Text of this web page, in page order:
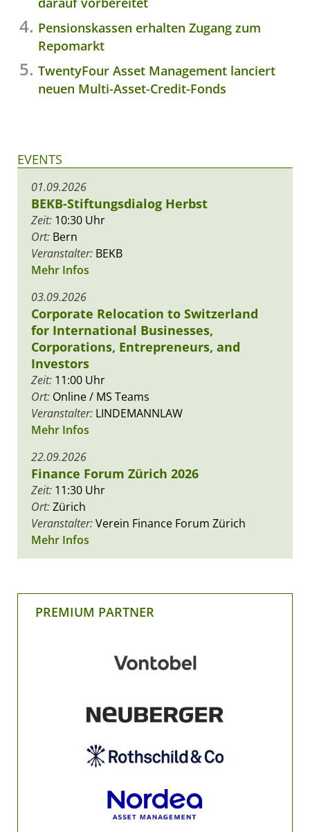
Pensionskassen erhalten Zugang zum
Repomarkt
TwentyFour Asset Management lanciert
neuen Multi-Asset-Credit-Fonds
EVENTS
01.09.2026
BEKB-Stiftungsdialog Herbst
Zeit: 10:30 Uhr
Ort: Bern
Veranstalter: BEKB
Mehr Infos
03.09.2026
Corporate Relocation to Switzerland
for International Businesses,
Corporations, Entrepreneurs, and
Investors
Zeit: 11:00 Uhr
Ort: Online / MS Teams
Veranstalter: LINDEMANNLAW
Mehr Infos
22.09.2026
Finance Forum Zürich 2026
Zeit: 11:30 Uhr
Ort:Zürich
Veranstalter:Verein Finance Forum Zürich
Mehr Infos
PREMIUM PARTNER